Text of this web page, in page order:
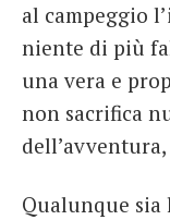
al campeggio
niente di più
una vera e
non sacrifica
Qualunque sia